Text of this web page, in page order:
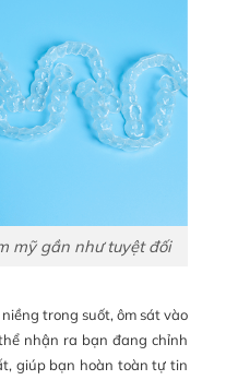
mỹ gần như tuyệt đối
trong suốt, ôm sát vào
nhận ra bạn đang chỉnh
giúp bạn hoàn toàn tự tin